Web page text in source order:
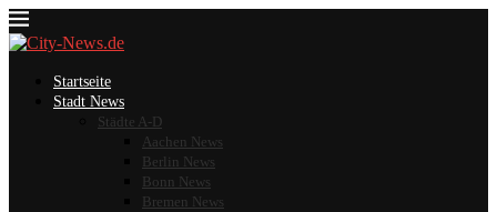
Startseite
Stadt News
Städte A-D
Aachen News
Berlin News
Bonn News
Bremen News